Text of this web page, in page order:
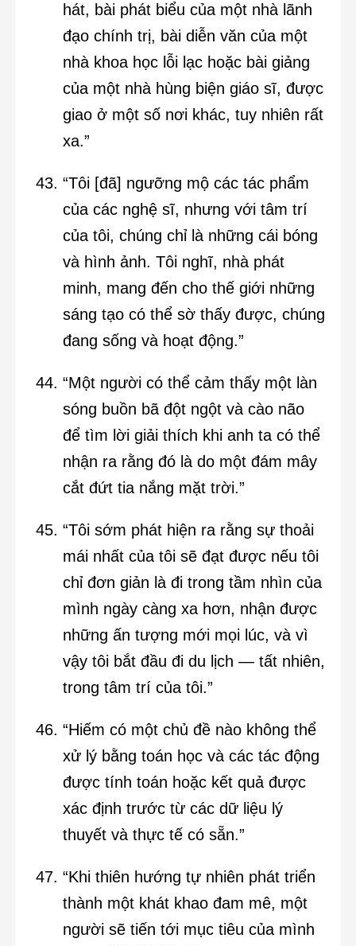
hát, bài phát biểu của một nhà lãnh
đạo chính trị, bài diễn văn của một
nhà khoa học lỗi lạc hoặc bài giảng
của một nhà hùng biện giáo sĩ, được
giao ở một số nơi khác, tuy nhiên rất
xa.”
“Tôi [đã] ngưỡng mộ các tác phẩm
của các nghệ sĩ, nhưng với tâm trí
của tôi, chúng chỉ là những cái bóng
và hình ảnh. Tôi nghĩ, nhà phát
minh, mang đến cho thế giới những
sáng tạo có thể sờ thấy được, chúng
đang sống và hoạt động.”
“Một người có thể cảm thấy một làn
sóng buồn bã đột ngột và cào não
để tìm lời giải thích khi anh ta có thể
nhận ra rằng đó là do một đám mây
cắt đứt tia nắng mặt trời.”
“Tôi sớm phát hiện ra rằng sự thoải
mái nhất của tôi sẽ đạt được nếu tôi
chỉ đơn giản là đi trong tầm nhìn của
mình ngày càng xa hơn, nhận được
những ấn tượng mới mọi lúc, và vì
vậy tôi bắt đầu đi du lịch — tất nhiên,
trong tâm trí của tôi.”
“Hiếm có một chủ đề nào không thể
xử lý bằng toán học và các tác động
được tính toán hoặc kết quả được
xác định trước từ các dữ liệu lý
thuyết và thực tế có sẵn.”
“Khi thiên hướng tự nhiên phát triển
thành một khát khao đam mê, một
người sẽ tiến tới mục tiêu của mình